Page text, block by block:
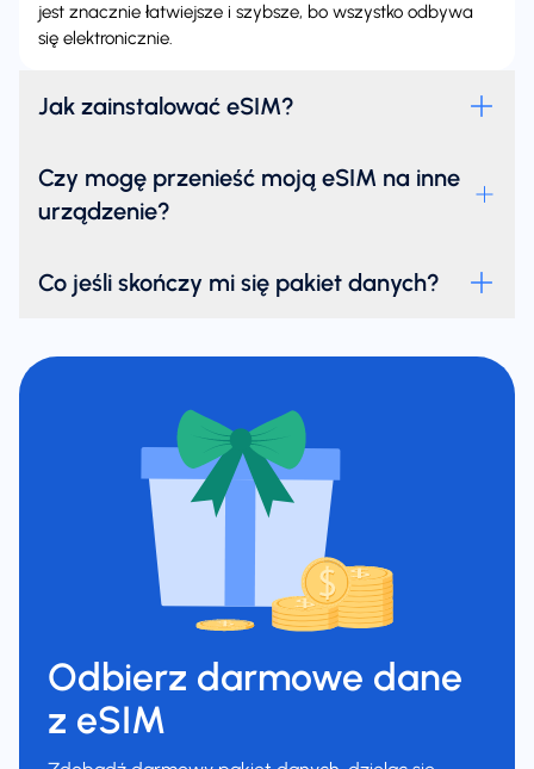
jest znacznie łatwiejsze i szybsze, bo wszystko odbywa
się elektronicznie.
Jak zainstalować eSIM?
Czy mogę przenieść moją eSIM na inne
urządzenie?
Co jeśli skończy mi się pakiet danych?
Odbierz darmowe dane
z eSIM